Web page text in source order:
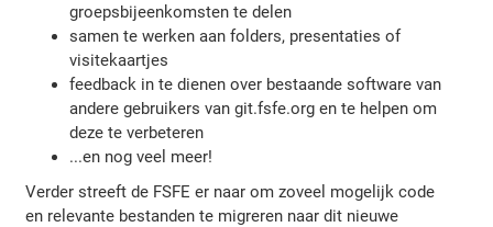
groepsbijeenkomsten te delen
samen te werken aan folders, presentaties of
visitekaartjes
feedback in te dienen over bestaande software van
andere gebruikers van git.fsfe.org en te helpen om
deze te verbeteren
...en nog veel meer!
Verder streeft de FSFE er naar om zoveel mogelijk code
en relevante bestanden te migreren naar dit nieuwe